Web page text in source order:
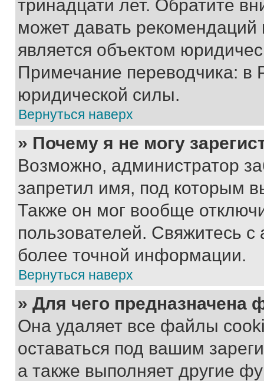
тринадцати лет. Обратите
может давать
является объектом
Примечание переводчика: в
юридической силы.
Вернуться наверх
» Почему я не могу
Возможно, администратор
запретил имя, под которым
Также он мог вообще
пользователей. Свяжитесь
более точной информации.
Вернуться наверх
» Для чего предназначена
Она удаляет все файлы
оставаться под вашим
а также выполняет другие